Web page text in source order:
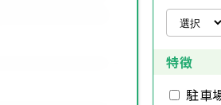
特徴
駐車